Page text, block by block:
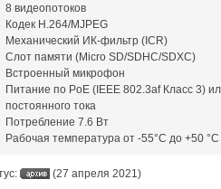
8 видеопотоков
Кодек H.264/MJPEG
Механический ИК-фильтр (ICR)
Слот памяти (Micro SD/SDHC/SDXC)
Встроенный микрофон
Питание по PoE (IEEE 802.3af Класс 3)
постоянного тока
Потребление 7.6 Вт
Рабочая температура от -55°С до +50 °C
(27 апреля 2021)